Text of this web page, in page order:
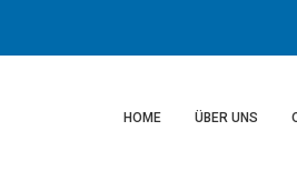
HOME ÜBER UNS